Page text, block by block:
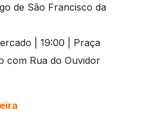
de São Francisco da
| 19:00 | Praça
com Rua do Ouvidor